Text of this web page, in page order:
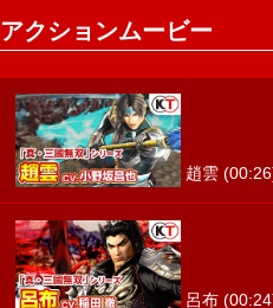
アクションムービー
趙雲
呂布